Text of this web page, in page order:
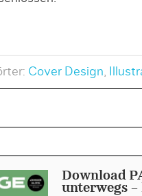
Cover Design,
Download
unterwegs -